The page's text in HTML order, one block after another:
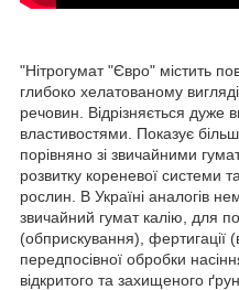
"Нітрогумат "Євро" містить
глибоко хелатованому
речовин. Відрізняється дуже
властивостями. Показує
порівняно зі звичайними
розвитку кореневої системи
рослин. В Україні аналогів
звичайний гумат калію, для
(обприскування),
передпосівної обробки
відкритого та захищеного